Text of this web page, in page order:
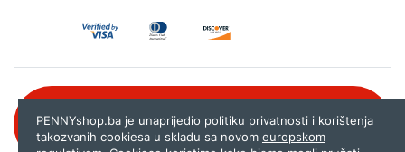
080 020 261
PENNYshop.ba je unaprijedio politiku privatnosti i korištenja
takozvanih cookiesa u skladu sa novom europskom